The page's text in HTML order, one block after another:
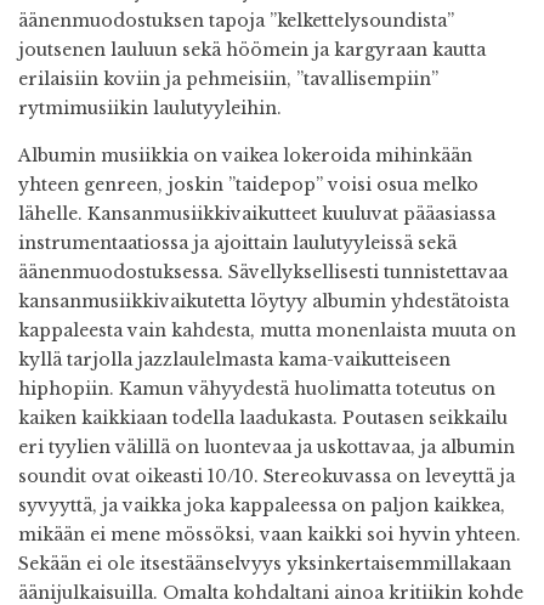
äänenmuodostuksen tapoja ”kelkettelysoundista”
joutsenen lauluun sekä höömein ja kargyraan kautta
erilaisiin koviin ja pehmeisiin, ”tavallisempiin”
rytmimusiikin laulutyyleihin.
Albumin musiikkia on vaikea lokeroida mihinkään
yhteen genreen, joskin ”taidepop” voisi osua melko
lähelle. Kansanmusiikkivaikutteet kuuluvat pääasiassa
instrumentaatiossa ja ajoittain laulutyyleissä sekä
äänenmuodostuksessa. Sävellyksellisesti tunnistettavaa
kansanmusiikkivaikutetta löytyy albumin yhdestätoista
kappaleesta vain kahdesta, mutta monenlaista muuta on
kyllä tarjolla jazzlaulelmasta kama-vaikutteiseen
hiphopiin. Kamun vähyydestä huolimatta toteutus on
kaiken kaikkiaan todella laadukasta. Poutasen seikkailu
eri tyylien välillä on luontevaa ja uskottavaa, ja albumin
soundit ovat oikeasti 10/10. Stereokuvassa on leveyttä ja
syvyyttä, ja vaikka joka kappaleessa on paljon kaikkea,
mikään ei mene mössöksi, vaan kaikki soi hyvin yhteen.
Sekään ei ole itsestäänselvyys yksinkertaisemmillakaan
äänijulkaisuilla. Omalta kohdaltani ainoa kritiikin kohde